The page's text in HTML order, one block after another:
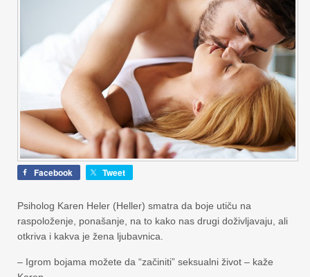
Facebook Tweet
Psiholog Karen Heler (Heller) smatra da boje utiču na
raspoloženje, ponašanje, na to kako nas drugi doživljavaju, ali
otkriva i kakva je žena ljubavnica.
– Igrom bojama možete da “začiniti” seksualni život – kaže